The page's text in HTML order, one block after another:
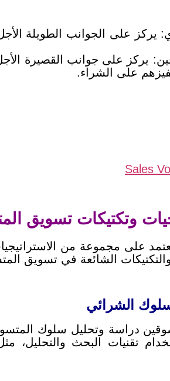
يركز على الجوانب الطويلة
يركز على جوانب القصيرة
على الشراء.
وتكتيكات تسويق
على مجموعة من
الشائعة في تسويق
دراسة وتحليل سلوك
تقنيات البحث والتحليل،